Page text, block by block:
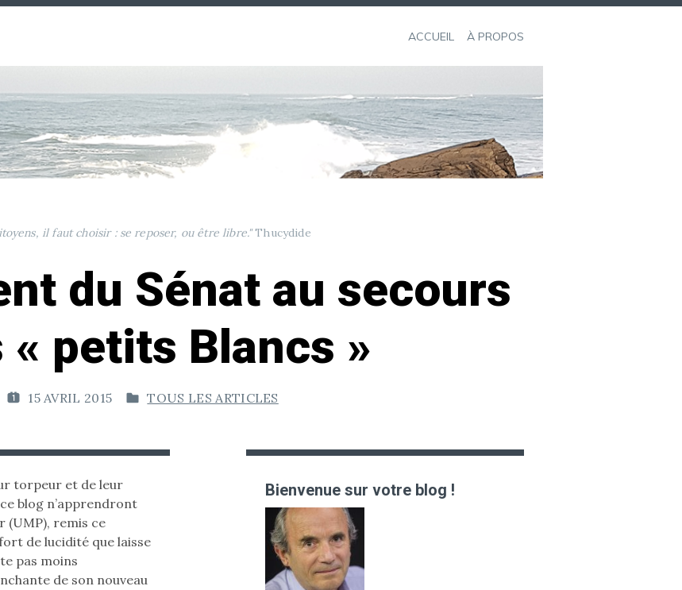
ACCUEIL À PROPOS
il faut choisir : se reposer, ou être libre."Thucydide
du Sénat au secours
« petits Blancs »
P
I
É
L
E
:
15 AVRIL 2015
P
É
A
S
TOUS LES ARTICLES
torpeur et de leur
blog n’apprendront
remis ce
de lucidité que laisse
pas moins
de son nouveau
Bienvenue sur votre blog !